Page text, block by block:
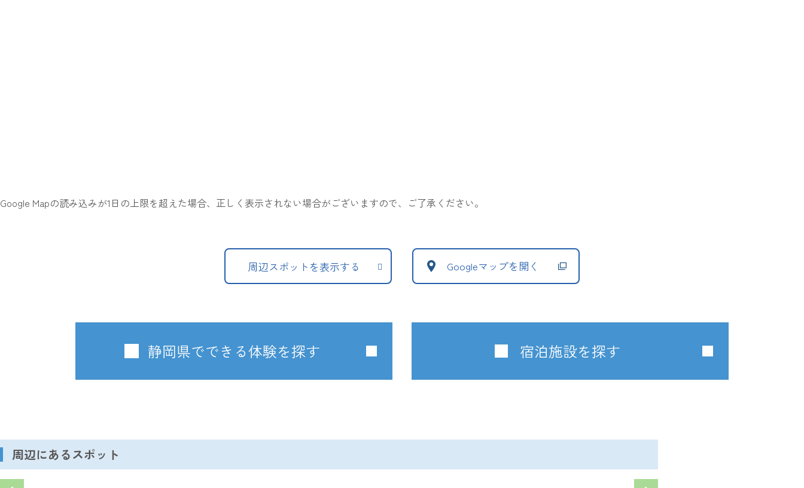
Google Mapの読み込みが1日の上限を超えた場合、正しく表示されない場合がございますので、ご了承ください。
周辺スポットを表示する Googleマップを開く
静岡県でできる体験を探す 宿泊施設を探す
周辺にあるスポット